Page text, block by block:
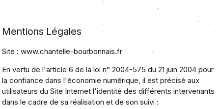
Mentions Légales
Site :www.chantelle-bourbonnais.fr
En vertu del'article 6 de la loi n° 2004-575 du 21 juin 2004pour
la confiance dans l'économie numérique, il est précisé aux
utilisateurs du Site Internet l'identité des différents intervenants
dans le cadre de sa réalisation et de son suivi :